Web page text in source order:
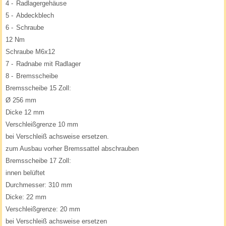
4 - Radlagergehäuse
5 - Abdeckblech
6 - Schraube
12 Nm
Schraube M6x12
7 - Radnabe mit Radlager
8 - Bremsscheibe
Bremsscheibe 15 Zoll:
Ø 256 mm
Dicke 12 mm
Verschleißgrenze 10 mm
bei Verschleiß achsweise ersetzen.
zum Ausbau vorher Bremssattel abschrauben
Bremsscheibe 17 Zoll:
innen belüftet
Durchmesser: 310 mm
Dicke: 22 mm
Verschleißgrenze: 20 mm
bei Verschleiß achsweise ersetzen